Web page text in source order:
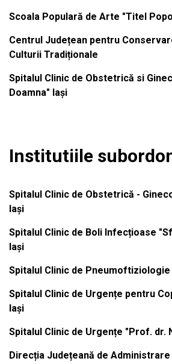
Scoala Populară de Arte "Titel
Centrul Județean pentru
Culturii Tradiționale
Spitalul Clinic de Obstetrică si
Doamna" Iași
Institutiile
Spitalul Clinic de Obstetrică -
Iași
Spitalul Clinic de Boli Infecțioase
Iași
Spitalul Clinic de Pneumoftiziologie
Spitalul Clinic de Urgențe pentru
Iași
Spitalul Clinic de Urgențe "Prof. dr.
Direcția Județeană de